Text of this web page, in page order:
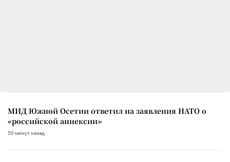
МИД Южной Осетии ответил на заявления НАТО о
«российской аннексии»
50 минут назад